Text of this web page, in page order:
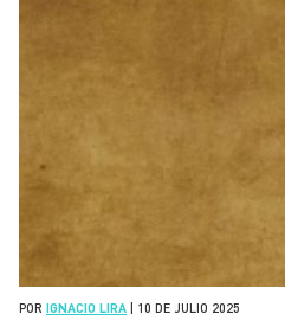
POR IGNACIO LIRA 10 DE JULIO 2025